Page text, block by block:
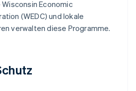
Wisconsin Economic
(WEDC) und lokale
verwalten diese Programme.